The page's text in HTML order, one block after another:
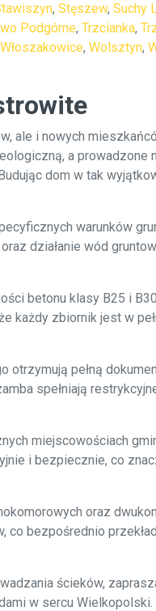
, Stęszew, Suchy
Podgórne, Trzcianka,
Włoszakowice, Wolsztyn,
ale i nowych
a prowadzone
dom w tak
warunków
działanie wód
betonu klasy B25 i
każdy zbiornik jest w
pełną
spełniają
miejscowościach
i bezpiecznie, co
oraz
bezpośrednio
ścieków,
w sercu Wielkopolski.